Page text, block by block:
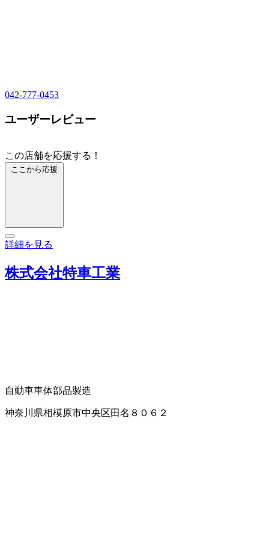
042-777-0453
ユーザーレビュー
この店舗を応援する！
ここから応援
詳細を見る
株式会社特車工業
自動車車体部品製造
神奈川県相模原市中央区田名８０６２